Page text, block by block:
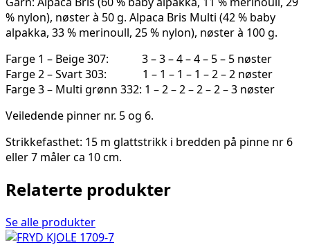
% nylon), nøster à 50 g. Alpaca Bris Multi (42 % baby
alpakka, 33 % merinoull, 25 % nylon), nøster à 100 g.
Farge 1 – Beige 307: 3 – 3 – 4 – 4 – 5 – 5 nøster
Farge 2 – Svart 303: 1 – 1 – 1 – 1 – 2 – 2 nøster
Farge 3 – Multi grønn 332: 1 – 2 – 2 – 2 – 2 – 3 nøster
Veiledende pinner nr. 5 og 6.
Strikkefasthet: 15 m glattstrikk i bredden på pinne nr 6
eller 7 måler ca 10 cm.
Relaterte produkter
Se alle produkter